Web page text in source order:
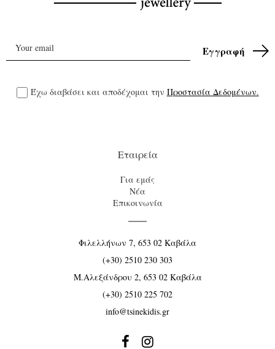
Έχω διαβάσει και αποδέχομαι την Προστασία Δεδομένων.
Εταιρεία
Για εμάς
Νέα
Επικοινωνία
Φιλελλήνων 7, 653 02 Καβάλα
(+30) 2510 230 303
Μ.Αλεξάνδρου 2, 653 02 Καβάλα
(+30) 2510 225 702
info@tsinekidis.gr
 